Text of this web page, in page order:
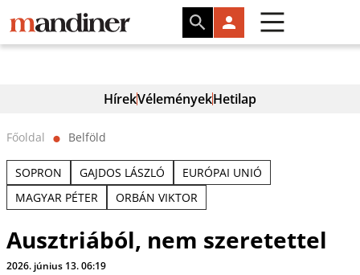
HírekVéleményekHetilap
Főoldal ⬤ Belföld
SOPRON GAJDOS LÁSZLÓ
EURÓPAI UNIÓ
MAGYAR PÉTER
ORBÁN VIKTOR
Ausztriából, nem szeretettel
2026. június 13. 06:19